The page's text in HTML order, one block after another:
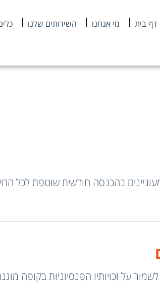
דף בית מי אנחנו השירותים שלנו
בהכנסה חודשית שוטפת לכל
על זכויותיו הפנסיוניות בקופה